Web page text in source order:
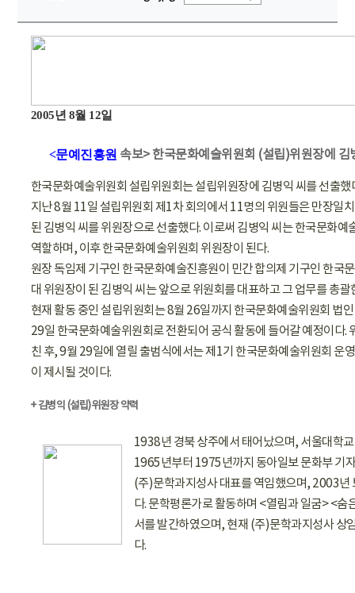
2005년 8월 12일
<문예진흥원 속보>한국문화예술위원회 (설립)위원장에 김
한국문화예술위원회 설립위원회는 설립위원장에 김병익 씨를 선출했
지난 8월 11일 설립위원회 제1차 회의에서 11명의 위원들은 만장일
된 김병익 씨를 위원장으로 선출했다. 이로써 김병익 씨는 한국문화예
역할하며, 이후 한국문화예술위원회 위원장이 된다.
원장 독임제 기구인 한국문화예술진흥원이 민간 합의제 기구인 한국
대 위원장이 된 김병익 씨는 앞으로 위원회를 대표하고 그 업무를 총괄
현재 활동 중인 설립위원회는 8월 26일까지 한국문화예술위원회 법
29일 한국문화예술위원회로 전환되어 공식 활동에 들어갈 예정이다.
친 후, 9월 29일에 열릴 출범식에서는 제1기 한국문화예술위원회 운
이 제시될 것이다.
+ 김병익 (설립)위원장 약력
1938년 경북 상주에서 태어났으며, 서울대학
1965년부터 1975년까지 동아일보 문화부 기
(주)문학과지성사 대표를 역임했으며, 2003년
다. 문학평론가로 활동하며 <열림과 일굼> <숨
서를 발간하였으며, 현재 (주)문학과지성사 상
다.